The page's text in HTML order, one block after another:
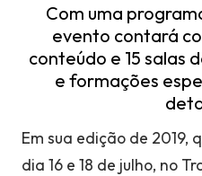
Com uma
evento contará
conteúdo e 15 salas
e formações
Em sua edição de 2019,
dia 16 e 18 de julho, no